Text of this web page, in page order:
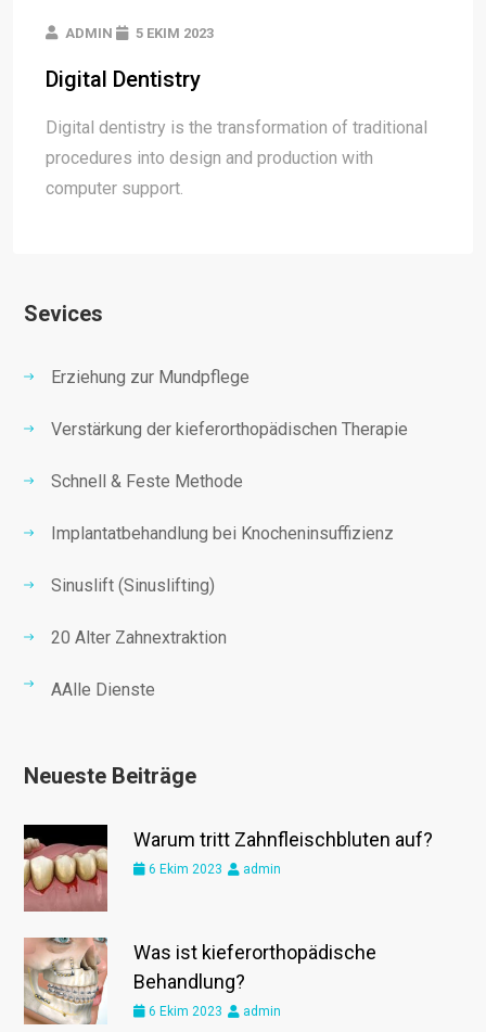
ADMIN 5 EKIM 2023
Digital Dentistry
Digital dentistry is the transformation of traditional
procedures into design and production with
computer support.
Sevices
Erziehung zur Mundpflege
Verstärkung der kieferorthopädischen Therapie
Schnell & Feste Methode
Implantatbehandlung bei Knocheninsuffizienz
Sinuslift (Sinuslifting)
20 Alter Zahnextraktion
AAlle Dienste
Neueste Beiträge
Warum tritt Zahnfleischbluten auf?
6 Ekim 2023 admin
Was ist kieferorthopädische
Behandlung?
6 Ekim 2023 admin